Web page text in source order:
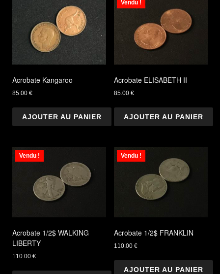
Acrobate Kangaroo
85.00 €
AJOUTER AU PANIER
Vendu !
Acrobate ELISABETH II
85.00 €
AJOUTER AU PANIER
Vendu !
Acrobate 1/2$ WALKING
LIBERTY
110.00 €
Vendu !
Acrobate 1/2$ FRANKLIN
110.00 €
AJOUTER AU PANIER